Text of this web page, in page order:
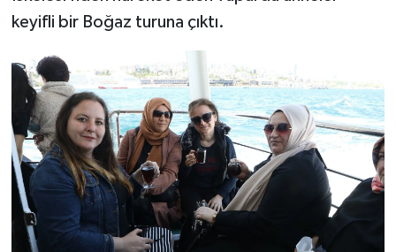
keyifli bir Boğaz turuna çıktı.